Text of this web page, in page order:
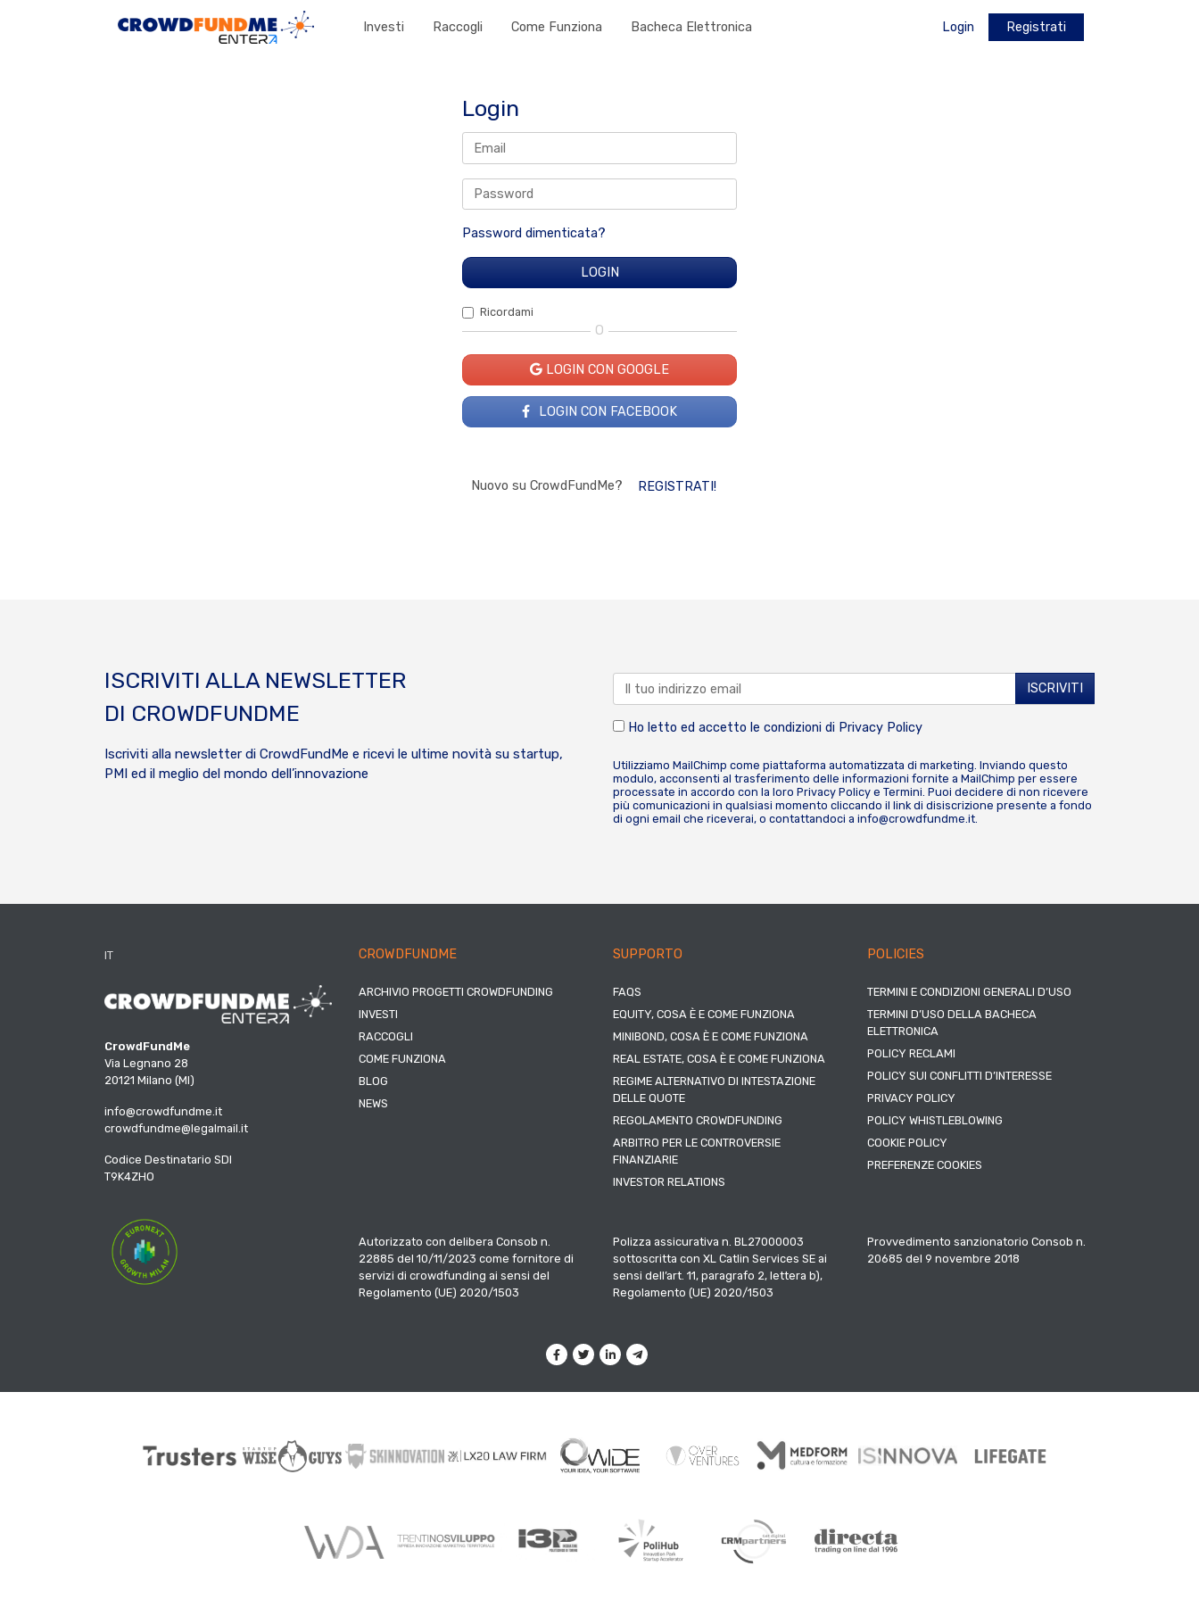
Investi Raccogli Come Funziona Bacheca Elettronica Login Registrati
Login
Password dimenticata?
Ricordami
O
LOGIN CON GOOGLE
LOGIN CON FACEBOOK
Nuovo su CrowdFundMe? REGISTRATI!
ISCRIVITI ALLA NEWSLETTER
DI CROWDFUNDME
Iscriviti alla newsletter di CrowdFundMe e ricevi le ultime novità su startup,
PMI ed il meglio del mondo dell’innovazione
Ho letto ed accetto le condizioni di Privacy Policy
Utilizziamo MailChimp come piattaforma automatizzata di marketing. Inviando questo
modulo, acconsenti al trasferimento delle informazioni fornite a MailChimp per essere
processate in accordo con la loro Privacy Policy e Termini. Puoi decidere di non ricevere
più comunicazioni in qualsiasi momento cliccando il link di disiscrizione presente a fondo
di ogni email che riceverai, o contattandoci a info@crowdfundme.it.
IT
CrowdFundMe
Via Legnano 28
20121 Milano (MI)
info@crowdfundme.it
crowdfundme@legalmail.it
Codice Destinatario SDI
T9K4ZHO
CROWDFUNDME
ARCHIVIO PROGETTI CROWDFUNDING
INVESTI
RACCOGLI
COME FUNZIONA
BLOG
NEWS
SUPPORTO
FAQS
EQUITY, COSA È E COME FUNZIONA
MINIBOND, COSA È E COME FUNZIONA
REAL ESTATE, COSA È E COME FUNZIONA
REGIME ALTERNATIVO DI INTESTAZIONE
DELLE QUOTE
REGOLAMENTO CROWDFUNDING
ARBITRO PER LE CONTROVERSIE
FINANZIARIE
INVESTOR RELATIONS
POLICIES
TERMINI E CONDIZIONI GENERALI D’USO
TERMINI D’USO DELLA BACHECA
ELETTRONICA
POLICY RECLAMI
POLICY SUI CONFLITTI D’INTERESSE
PRIVACY POLICY
POLICY WHISTLEBLOWING
COOKIE POLICY
PREFERENZE COOKIES
Autorizzato con delibera Consob n.
22885 del 10/11/2023 come fornitore di
servizi di crowdfunding ai sensi del
Regolamento (UE) 2020/1503
Polizza assicurativa n. BL27000003
sottoscritta con XL Catlin Services SE ai
sensi dell’art. 11, paragrafo 2, lettera b),
Regolamento (UE) 2020/1503
Provvedimento sanzionatorio Consob n.
20685 del 9 novembre 2018